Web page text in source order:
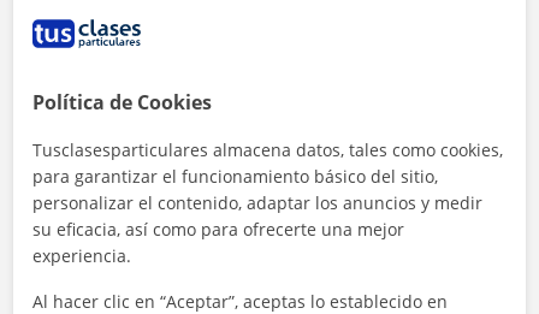
Tarifa
1ª clase gratis
Política de Cookies
Tusclasesparticulares almacena datos, tales como cookies,
para garantizar el funcionamiento básico del sitio,
personalizar el contenido, adaptar los anuncios y medir
su eficacia, así como para ofrecerte una mejor
experiencia.
Al hacer clic en “Aceptar”, aceptas lo establecido en